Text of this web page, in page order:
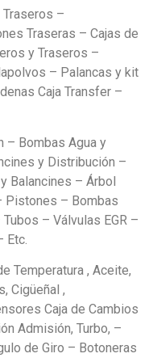
–
Traseras – Cajas de
y Traseros –
– Palancas y kit
Caja Transfer –
– Bombas Agua y
y Distribución –
Balancines – Árbol
Pistones – Bombas
– Válvulas EGR –
Etc.
Temperatura , Aceite,
Cigüeñal ,
Caja de Cambios
Admisión, Turbo, –
de Giro – Botoneras